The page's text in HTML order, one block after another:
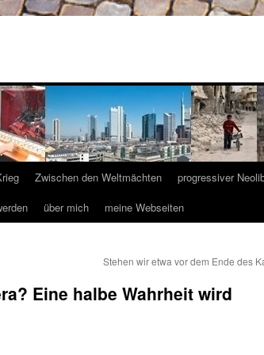
Zwischen den Weltmächten progressiver
über mich meine Webseiten
Stehen wir etwa vor dem Ende des
Eine halbe Wahrheit wird